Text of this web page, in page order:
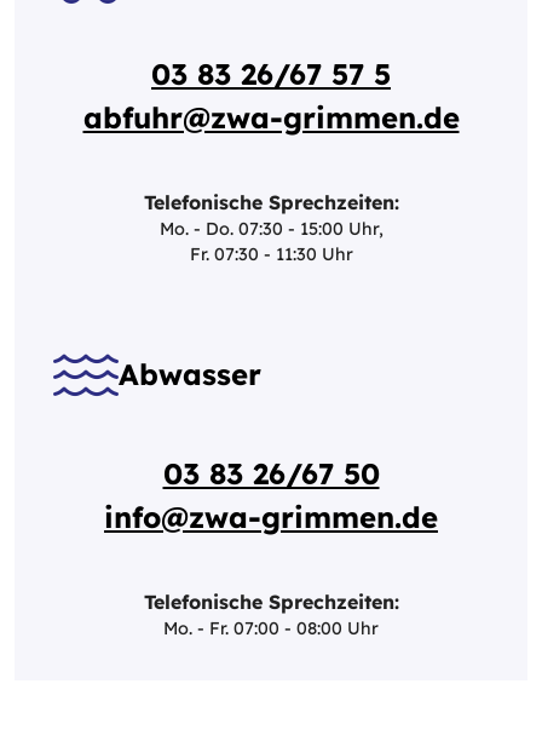
03 83 26/67 57 5
abfuhr@zwa-grimmen.de
Telefonische Sprechzeiten:
Mo. - Do. 07:30 - 15:00 Uhr,
Fr. 07:30 - 11:30 Uhr
Abwasser
03 83 26/67 50
info@zwa-grimmen.de
Telefonische Sprechzeiten:
Mo. - Fr. 07:00 - 08:00 Uhr